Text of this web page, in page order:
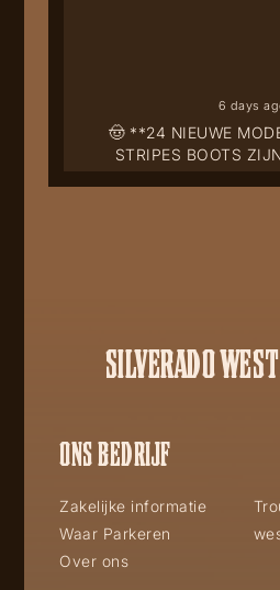
🤠 **24 NIEUWE
STRIPES BOOTS
6 days
SILVERADO
ONS BEDRIJF
Zakelijke informatie
Waar Parkeren
Over ons